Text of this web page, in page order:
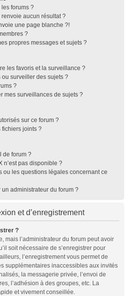
forums ?
aucun résultat ?
une page blanche ?!
?
propres messages et sujets ?
les favoris et la surveillance ?
surveiller des sujets ?
?
mes surveillances de sujets ?
sur ce forum ?
fichiers joints ?
de forum ?
n’est pas disponible ?
ou les questions légales concernant ce
administrateur du forum ?
et d’enregistrement
?
mais l’administrateur du forum peut avoir
soit nécessaire de s’enregistrer pour
l’enregistrement vous permet de
supplémentaires inaccessibles aux invités
la messagerie privée, l’envoi de
l’adhésion à des groupes, etc. La
et vivement conseillée.